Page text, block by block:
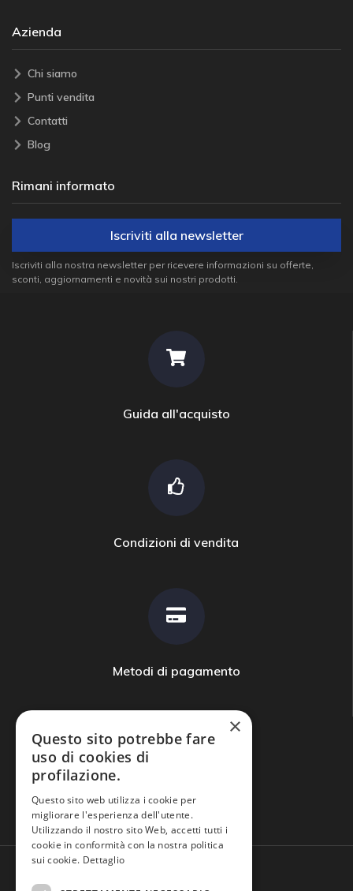
Azienda
Chi siamo
Punti vendita
Contatti
Blog
Rimani informato
Iscriviti alla newsletter
Iscriviti alla nostra newsletter per ricevere informazioni su offerte,
sconti, aggiornamenti e novità sui nostri prodotti.
Guida all'acquisto
Condizioni di vendita
Metodi di pagamento
Domande frequenti
×
Questo sito potrebbe fare
uso di cookies di
profilazione.
Questo sito web utilizza i cookie per
migliorare l'esperienza dell'utente.
Utilizzando il nostro sito Web, accetti tutti i
cookie in conformità con la nostra politica
sui cookie. Dettaglio